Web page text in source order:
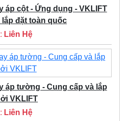
áp cột - Ứng dụng - VKLIFT
đặt toàn quốc
Liên Hệ
áp tường - Cung cấp và lắp
VKLIFT
Liên Hệ